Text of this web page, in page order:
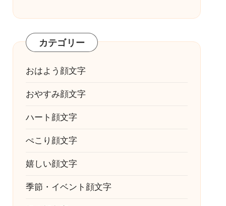
カテゴリー
おはよう顔文字
おやすみ顔文字
ハート顔文字
ぺこり顔文字
嬉しい顔文字
季節・イベント顔文字